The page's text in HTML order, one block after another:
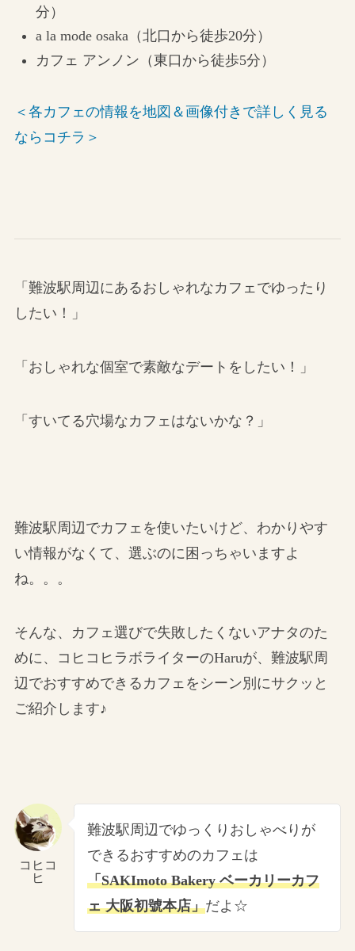
分）
a la mode osaka（北口から徒歩20分）
カフェ アンノン（東口から徒歩5分）
＜各カフェの情報を地図＆画像付きで詳しく見る
ならコチラ＞
「難波駅周辺にあるおしゃれなカフェでゆったり
したい！」
「おしゃれな個室で素敵なデートをしたい！」
「すいてる穴場なカフェはないかな？」
難波駅周辺でカフェを使いたいけど、わかりやす
い情報がなくて、選ぶのに困っちゃいますよ
ね。。。
そんな、カフェ選びで失敗したくないアナタのた
めに、コヒコヒラボライターのHaruが、難波駅周
辺でおすすめできるカフェをシーン別にサクッと
ご紹介します♪
コヒコ
ヒ
難波駅周辺でゆっくりおしゃべりが
できるおすすめのカフェは
「SAKImoto Bakery ベーカリーカフ
ェ 大阪初號本店」だよ☆